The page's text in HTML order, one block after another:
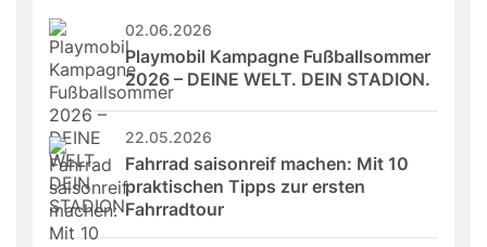
02.06.2026
Playmobil Kampagne Fußballsommer
2026 – DEINE WELT. DEIN STADION.
22.05.2026
Fahrrad saisonreif machen: Mit 10
praktischen Tipps zur ersten
Fahrradtour